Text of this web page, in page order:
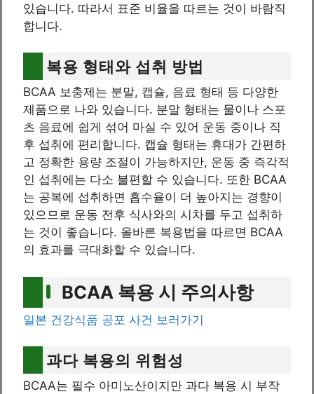
있습니다. 따라서 표준 비율을 따르는 것이 바람직
합니다.
복용 형태와 섭취 방법
BCAA 보충제는 분말, 캡슐, 음료 형태 등 다양한
제품으로 나와 있습니다. 분말 형태는 물이나 스포
츠 음료에 쉽게 섞어 마실 수 있어 운동 중이나 직
후 섭취에 편리합니다. 캡슐 형태는 휴대가 간편하
고 정확한 용량 조절이 가능하지만, 운동 중 즉각적
인 섭취에는 다소 불편할 수 있습니다. 또한 BCAA
는 공복에 섭취하면 흡수율이 더 높아지는 경향이
있으므로 운동 전후 식사와의 시차를 두고 섭취하
는 것이 좋습니다. 올바른 복용법을 따르면 BCAA
의 효과를 극대화할 수 있습니다.
BCAA 복용 시 주의사항
일본 건강식품 공포 사건 보러가기
과다 복용의 위험성
BCAA는 필수 아미노산이지만 과다 복용 시 부작